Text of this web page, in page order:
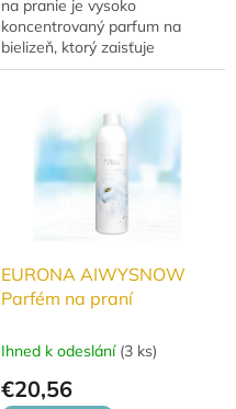
na pranie je vysoko
koncentrovaný parfum na
bielizeň, ktorý zaisťuje
dlhotrvajúcu vôňu a sviežosť
pre väčšinu textílií...
EURONA AIWYSNOW
Parfém na praní
Ihned k odeslání (3 ks)
€20,56